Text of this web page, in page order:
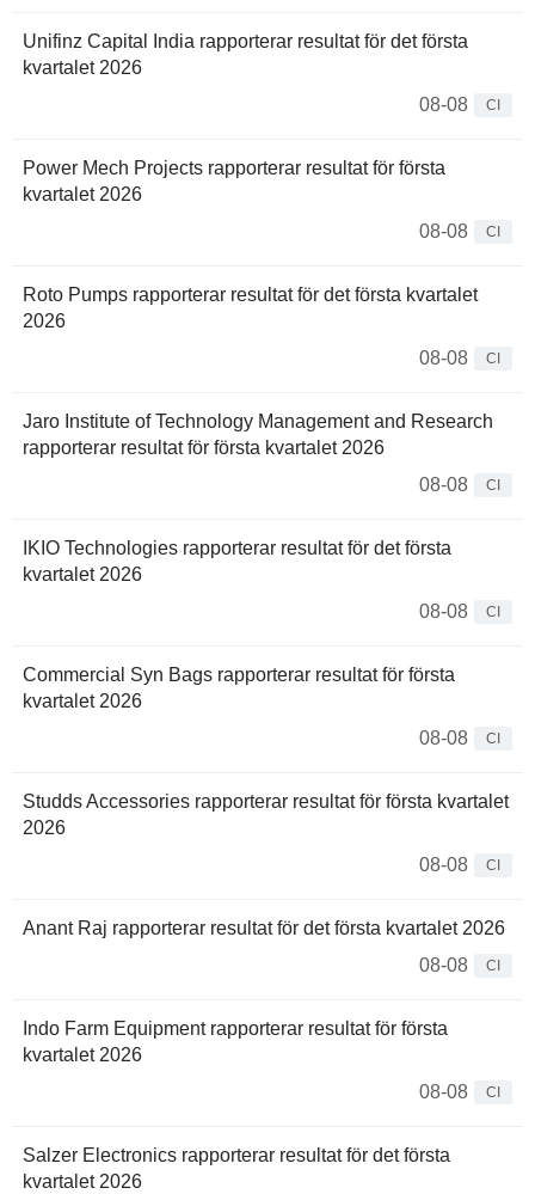
Unifinz Capital India rapporterar resultat för det första
kvartalet 2026
08-08
CI
Power Mech Projects rapporterar resultat för första
kvartalet 2026
08-08
CI
Roto Pumps rapporterar resultat för det första kvartalet
2026
08-08
CI
Jaro Institute of Technology Management and Research
rapporterar resultat för första kvartalet 2026
08-08
CI
IKIO Technologies rapporterar resultat för det första
kvartalet 2026
08-08
CI
Commercial Syn Bags rapporterar resultat för första
kvartalet 2026
08-08
CI
Studds Accessories rapporterar resultat för första kvartalet
2026
08-08
CI
Anant Raj rapporterar resultat för det första kvartalet 2026
08-08
CI
Indo Farm Equipment rapporterar resultat för första
kvartalet 2026
08-08
CI
Salzer Electronics rapporterar resultat för det första
kvartalet 2026